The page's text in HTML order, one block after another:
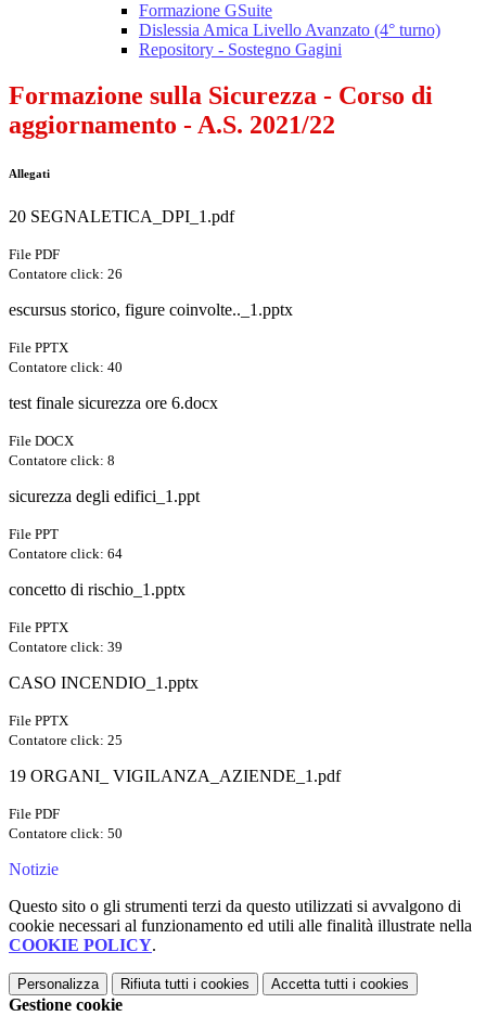
Formazione GSuite
Dislessia Amica Livello Avanzato (4° turno)
Repository - Sostegno Gagini
Formazione sulla Sicurezza - Corso di
aggiornamento - A.S. 2021/22
Allegati
20 SEGNALETICA_DPI_1.pdf
File PDF
Contatore click: 26
escursus storico, figure coinvolte.._1.pptx
File PPTX
Contatore click: 40
test finale sicurezza ore 6.docx
File DOCX
Contatore click: 8
sicurezza degli edifici_1.ppt
File PPT
Contatore click: 64
concetto di rischio_1.pptx
File PPTX
Contatore click: 39
CASO INCENDIO_1.pptx
File PPTX
Contatore click: 25
19 ORGANI_ VIGILANZA_AZIENDE_1.pdf
File PDF
Contatore click: 50
Notizie
Questo sito o gli strumenti terzi da questo utilizzati si avvalgono di
cookie necessari al funzionamento ed utili alle finalità illustrate nella
COOKIE POLICY.
Personalizza Rifiuta tutti i cookies Accetta tutti i cookies
Gestione cookie